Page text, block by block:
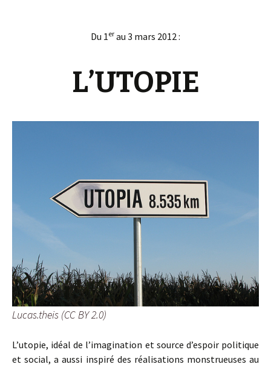
Du 1er au 3 mars 2012 :
L’UTOPIE
Lucas.theis (CC BY 2.0)
L’utopie, idéal de l’imagination et source d’espoir politique
et social, a aussi inspiré des réalisations monstrueuses au